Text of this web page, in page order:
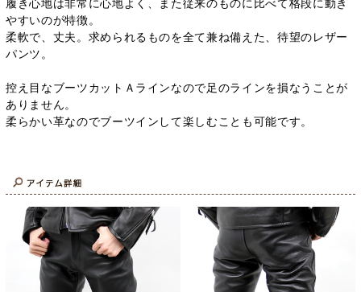
履き心地は非常に心地よく、また従来のものに比べて格段に動き
やすいのが特徴。
柔軟で、丈夫。求められるものを全て兼ね備えた、待望のレザー
パンツ。
控え目なブーツカットＡラインなので足のラインを損なうことが
ありません。
柔らかい革なのでブーツインして楽しむことも可能です。